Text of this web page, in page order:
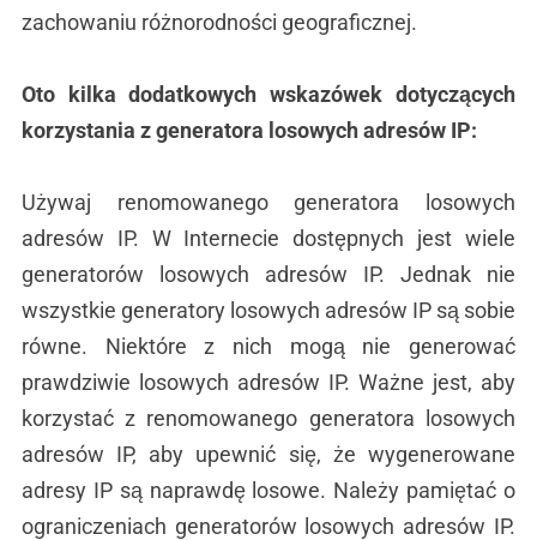
zachowaniu różnorodności geograficznej.
Oto kilka dodatkowych wskazówek dotyczących
korzystania z generatora losowych adresów IP:
Używaj renomowanego generatora losowych
adresów IP. W Internecie dostępnych jest wiele
generatorów losowych adresów IP. Jednak nie
wszystkie generatory losowych adresów IP są sobie
równe. Niektóre z nich mogą nie generować
prawdziwie losowych adresów IP. Ważne jest, aby
korzystać z renomowanego generatora losowych
adresów IP, aby upewnić się, że wygenerowane
adresy IP są naprawdę losowe. Należy pamiętać o
ograniczeniach generatorów losowych adresów IP.